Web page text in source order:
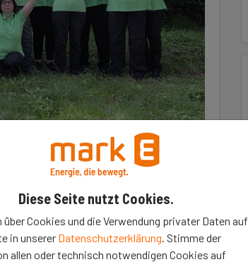
Diese Seite nutzt Cookies.
Cookies und die Verwendung privater Daten auf
in unserer Datenschutzerklärung . Stimme der
allen oder technisch notwendigen Cookies auf
des Jahres 2026 gewählt. Grund